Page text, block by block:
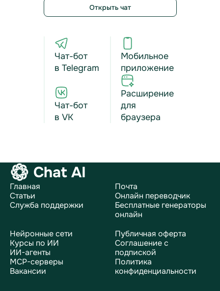
Открыть чат
Чат-бот
в Telegram
Чат-бот
в VK
Мобильное
приложение
Расширение
для
браузера
Chat AI
Главная
Статьи
Служба поддержки
Почта
Онлайн переводчик
Бесплатные генераторы
онлайн
Нейронные сети
Курсы по ИИ
ИИ-агенты
MCP-серверы
Вакансии
Публичная оферта
Соглашение с
подпиской
Политика
конфиденциальности